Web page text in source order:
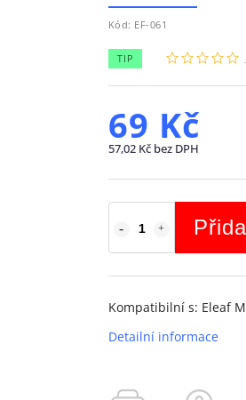
Kód: EF-061
TIP
69 Kč
57,02 Kč bez DPH
Kompatibilní s: Eleaf
Detailní informace